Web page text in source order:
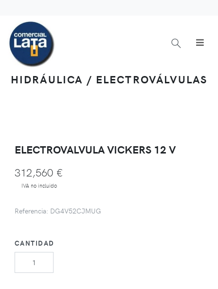
HIDRÁULICA / ELECTROVÁLVULAS
ELECTROVALVULA VICKERS 12 V
312,560 €
IVA no incluido
Referencia: DG4V52CJMUG
CANTIDAD